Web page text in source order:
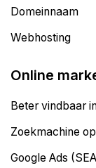
Domeinnaam
Webhosting
Online
Beter vindbaar
Zoekmachine
Google Ads